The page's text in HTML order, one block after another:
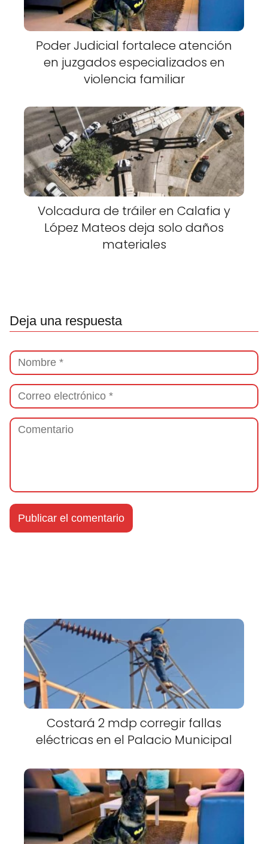
Poder Judicial fortalece atención
en juzgados especializados en
violencia familiar
Volcadura de tráiler en Calafia y
López Mateos deja solo daños
materiales
Deja una respuesta
Costará 2 mdp corregir fallas
eléctricas en el Palacio Municipal